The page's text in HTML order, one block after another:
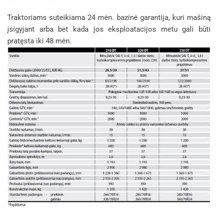
Traktoriams suteikiama 24 mėn. bazinė garantija, kuri mašiną
įsigyjant arba bet kada jos eksploatacijos metu gali būti
pratęsta iki 48 mėn.